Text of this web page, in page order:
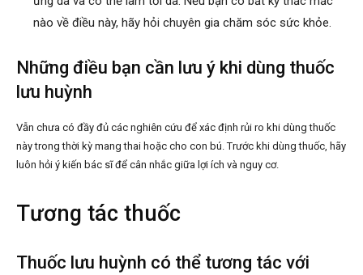
nào về điều này, hãy hỏi chuyên gia chăm sóc sức khỏe.
Những điều bạn cần lưu ý khi dùng thuốc
lưu huỳnh
Vẫn chưa có đầy đủ các nghiên cứu để xác định rủi ro khi dùng thuốc
này trong thời kỳ mang thai hoặc cho con bú. Trước khi dùng thuốc, hãy
luôn hỏi ý kiến bác sĩ để cân nhắc giữa lợi ích và nguy cơ.
Tương tác thuốc
Thuốc lưu huỳnh có thể tương tác với